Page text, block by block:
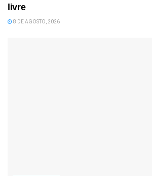
livre
8 DE AGOSTO, 2026